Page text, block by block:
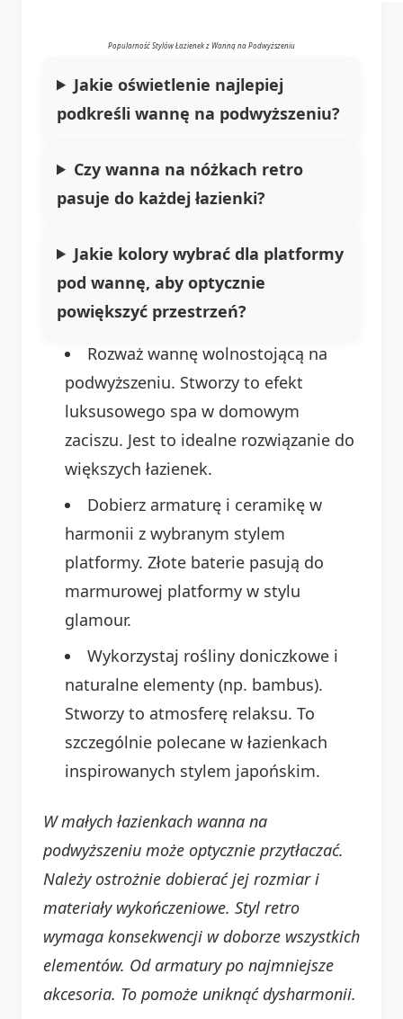
Popularność Stylów Łazienek z Wanną na Podwyższeniu
Jakie oświetlenie najlepiej
podkreśli wannę na podwyższeniu?
Czy wanna na nóżkach retro
pasuje do każdej łazienki?
Jakie kolory wybrać dla platformy
pod wannę, aby optycznie
powiększyć przestrzeń?
Rozważ wannę wolnostojącą na
podwyższeniu. Stworzy to efekt
luksusowego spa w domowym
zaciszu. Jest to idealne rozwiązanie do
większych łazienek.
Dobierz armaturę i ceramikę w
harmonii z wybranym stylem
platformy. Złote baterie pasują do
marmurowej platformy w stylu
glamour.
Wykorzystaj rośliny doniczkowe i
naturalne elementy (np. bambus).
Stworzy to atmosferę relaksu. To
szczególnie polecane w łazienkach
inspirowanych stylem japońskim.
W małych łazienkach wanna na
podwyższeniu może optycznie przytłaczać.
Należy ostrożnie dobierać jej rozmiar i
materiały wykończeniowe. Styl retro
wymaga konsekwencji w doborze wszystkich
elementów. Od armatury po najmniejsze
akcesoria. To pomoże uniknąć dysharmonii.